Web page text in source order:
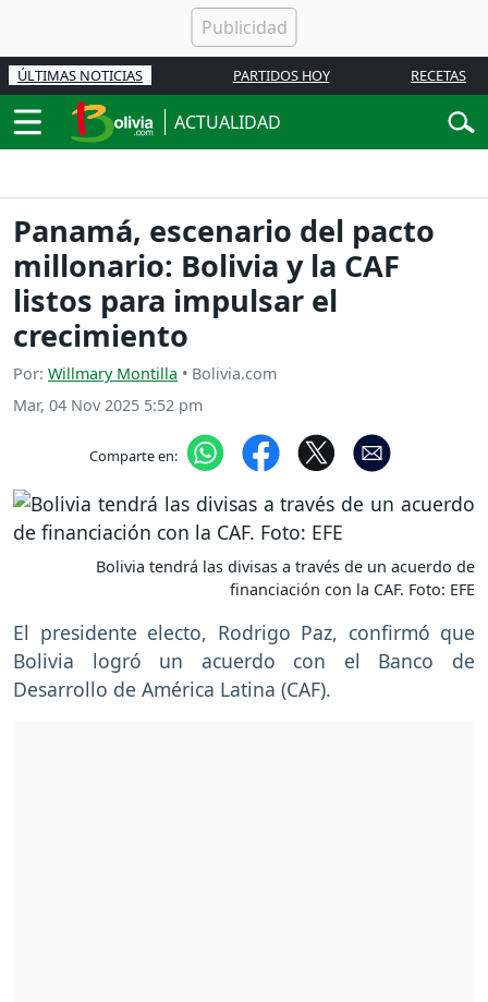
ÚLTIMAS NOTICIAS PARTIDOS HOY RECETAS
ACTUALIDAD
Panamá, escenario del pacto
millonario: Bolivia y la CAF
listos para impulsar el
crecimiento
Por: Willmary Montilla • Bolivia.com
Mar, 04 Nov 2025 5:52 pm
Comparte en:
Bolivia tendrá las divisas a través de un acuerdo de
financiación con la CAF. Foto: EFE
El presidente electo, Rodrigo Paz, confirmó que
Bolivia logró un acuerdo con el Banco de
Desarrollo de América Latina (CAF).